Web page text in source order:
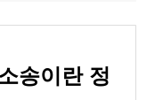
송이란 정